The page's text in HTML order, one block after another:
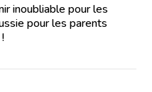
inoubliable pour les
pour les parents